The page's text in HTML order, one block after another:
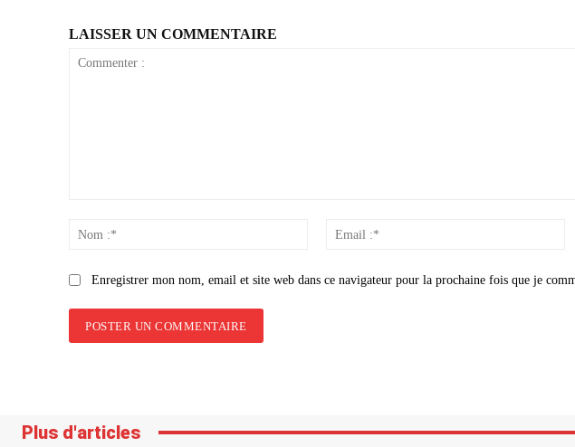
LAISSER UN COMMENTAIRE
Nom
Enregistrer mon nom, email et site web dans ce navigateur pour la prochaine fois que je
Plus d'articles